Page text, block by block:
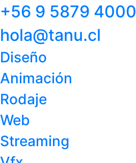
+56 9 5879 4000
hola@tanu.cl
Diseño
Animación
Rodaje
Web
Streaming